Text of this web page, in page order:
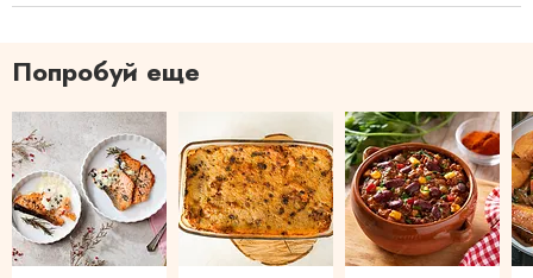
Попробуй еще